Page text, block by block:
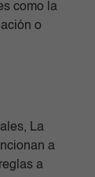
como la
o
La
a
a